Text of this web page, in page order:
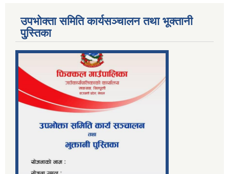
उपभोक्ता समिति कार्यसञ्चालन तथा भूक्तानी
पु्स्तिका